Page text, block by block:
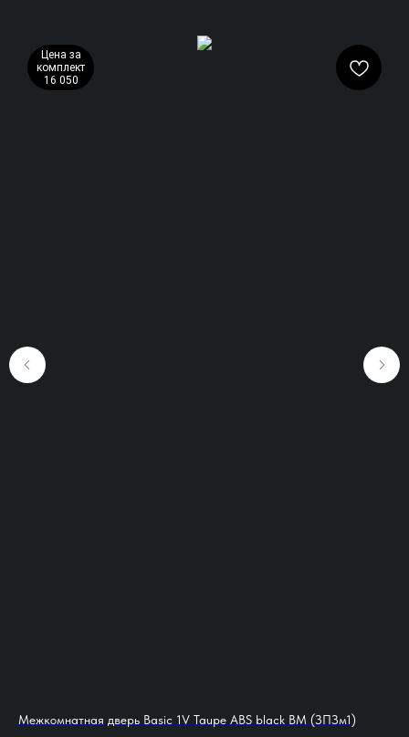
Цена за
комплект
16 050
Межкомнатная дверь Basic 1V Taupe ABS black BM (ЗПЗм1)